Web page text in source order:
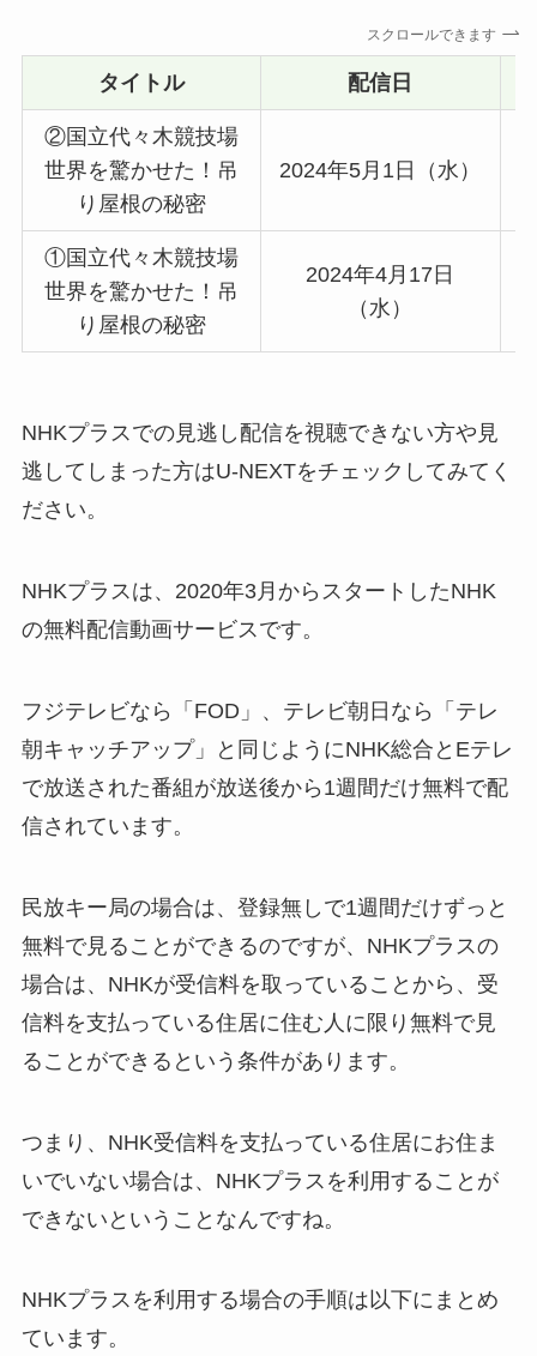
スクロールできます
タイトル 配信日
②国立代々木競技場
世界を驚かせた！吊
り屋根の秘密
2024年5月1日（水）
①国立代々木競技場
世界を驚かせた！吊
り屋根の秘密
2024年4月17日
（水）
NHKプラスでの見逃し配信を視聴できない方や見
逃してしまった方はU-NEXTをチェックしてみてく
ださい。
NHKプラスは、2020年3月からスタートしたNHK
の無料配信動画サービスです。
フジテレビなら「FOD」、テレビ朝日なら「テレ
朝キャッチアップ」と同じようにNHK総合とEテレ
で放送された番組が放送後から1週間だけ無料で配
信されています。
民放キー局の場合は、登録無しで1週間だけずっと
無料で見ることができるのですが、NHKプラスの
場合は、NHKが受信料を取っていることから、受
信料を支払っている住居に住む人に限り無料で見
ることができるという条件があります。
つまり、NHK受信料を支払っている住居にお住ま
いでいない場合は、NHKプラスを利用することが
できないということなんですね。
NHKプラスを利用する場合の手順は以下にまとめ
ています。